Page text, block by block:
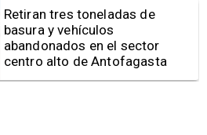
Bajo el estándar: Hospitales de
Antofagasta y Calama no
cumplen con indicadores de
gestión del Minsal